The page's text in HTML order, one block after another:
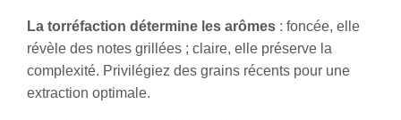
La torréfaction détermine les arômes : foncée, elle
révèle des notes grillées ; claire, elle préserve la
complexité. Privilégiez des grains récents pour une
extraction optimale.